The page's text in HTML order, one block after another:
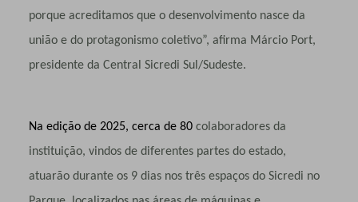
porque acreditamos que o desenvolvimento nasce da
união e do protagonismo coletivo”, afirma Márcio Port,
presidente da Central Sicredi Sul/Sudeste.
Na edição de 2025, cerca de 80colaboradores da
instituição, vindos de diferentes partes do estado,
atuarão durante os 9 dias nos três espaços do Sicredi no